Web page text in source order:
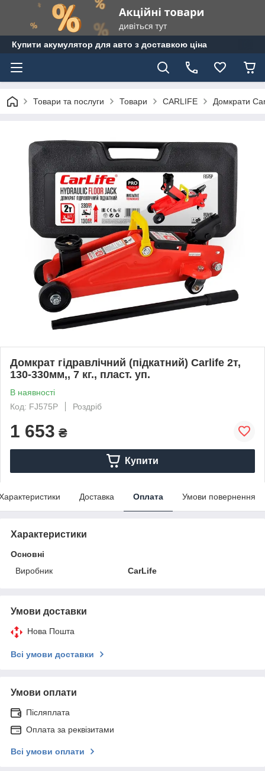
Купити акумулятор для авто з доставкою ціна
Товари та послуги Товари CARLIFE Домкрати
Домкрат гідравлічний (підкатний) Carlife 2т,
130-330мм,, 7 кг., пласт. уп.
В наявності
Код: FJ575P
Роздріб
1 653 ₴
Купити
Доставка Оплата Умови повернення
Характеристики
Основні
Виробник
CarLife
Умови доставки
Нова Пошта
Всі умови доставки
Умови оплати
Післяплата
Оплата за реквізитами
Всі умови оплати